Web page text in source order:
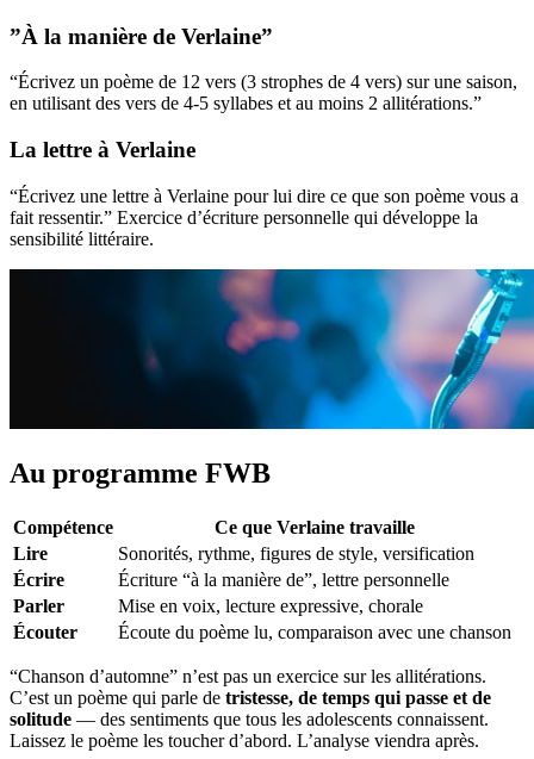
”À la manière de Verlaine”
“Écrivez un poème de 12 vers (3 strophes de 4 vers) sur une saison,
en utilisant des vers de 4-5 syllabes et au moins 2 allitérations.”
La lettre à Verlaine
“Écrivez une lettre à Verlaine pour lui dire ce que son poème vous a
fait ressentir.” Exercice d’écriture personnelle qui développe la
sensibilité littéraire.
Au programme FWB
Compétence
Ce que Verlaine travaille
Lire
Sonorités, rythme, figures de style, versification
Écrire
Écriture “à la manière de”, lettre personnelle
Parler
Mise en voix, lecture expressive, chorale
Écouter
Écoute du poème lu, comparaison avec une chanson
“Chanson d’automne” n’est pas un exercice sur les allitérations.
C’est un poème qui parle de tristesse, de temps qui passe et de
solitude — des sentiments que tous les adolescents connaissent.
Laissez le poème les toucher d’abord. L’analyse viendra après.